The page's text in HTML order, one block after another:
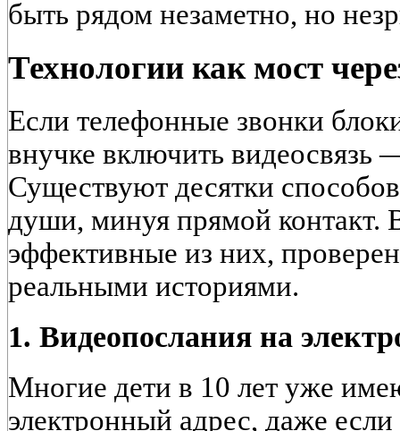
быть рядом незаметно, но
Технологии как мост
Если телефонные звонки
внучке включить видеосвязь
Существуют десятки
души, минуя прямой контакт.
эффективные из них,
реальными историями.
1. Видеопослания на
Многие дети в 10 лет уже
электронный адрес, даже если